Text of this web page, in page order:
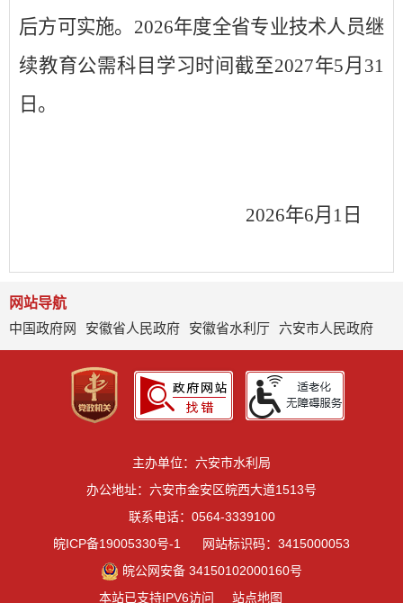
后方可实施。 2026年度全省专业技术人员继
续教育公需科目学习时间截至2027年5月 31
日。
2026年6月 1 日
网站导航
中国政府网
安徽省人民政府 安徽省水利厅 六安市人民政府
主办单位：六安市水利局
办公地址：六安市金安区皖西大道1513号
联系电话：0564-3339100
皖ICP备19005330号-1
网站标识码：3415000053
皖公网安备 34150102000160号
本站已支持IPV6访问
站点地图